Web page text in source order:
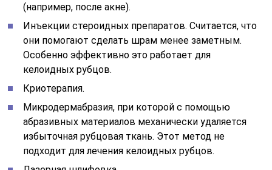
(например, после акне).
Инъекции стероидных препаратов. Считается, что
они помогают сделать шрам менее заметным.
Особенно эффективно это работает для
келоидных рубцов.
Криотерапия.
Микродермабразия, при которой с помощью
абразивных материалов механически удаляется
избыточная рубцовая ткань. Этот метод не
подходит для лечения келоидных рубцов.